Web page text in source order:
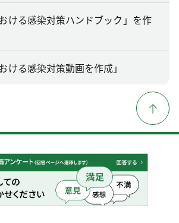
ける感染対策ハンドブック」を作
ける感染対策動画を作成」